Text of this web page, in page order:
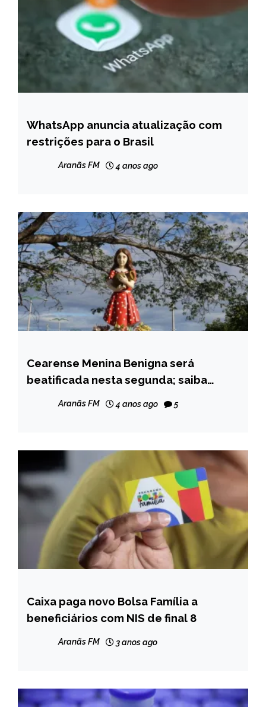
BRASIL
NOTÍCIAS
WhatsApp anuncia atualização com
restrições para o Brasil
Aranãs FM 4 anos ago
BRASIL
NOTÍCIAS
Cearense Menina Benigna será
beatificada nesta segunda; saiba
Aranãs FM 4 anos ago 5
BRASIL
NOTÍCIAS
Caixa paga novo Bolsa Família a
beneficiários com NIS de final 8
Aranãs FM 3 anos ago